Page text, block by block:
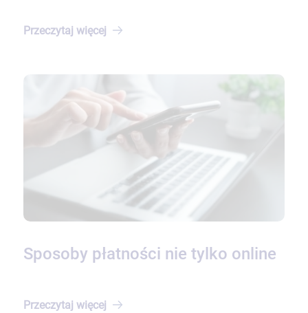
Przeczytaj więcej
Sposoby płatności nie tylko online
Przeczytaj więcej